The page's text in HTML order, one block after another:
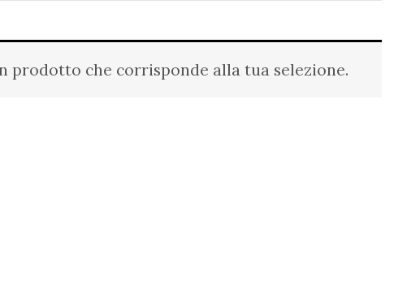
prodotto che corrisponde alla tua selezione.